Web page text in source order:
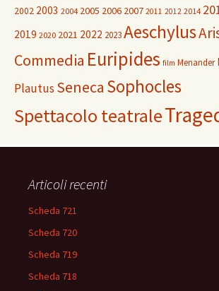
2002 2003 2004 2005 2006 2007 2011 2012 2014
2019 2020 2021 2022 2023Aeschylus
Commedia Euripides film Menander
PlautusSeneca Sophocles
Spettacolo teatrale
Articoli recenti
Scheda 721
Scheda 720
Scheda 719
Scheda 718